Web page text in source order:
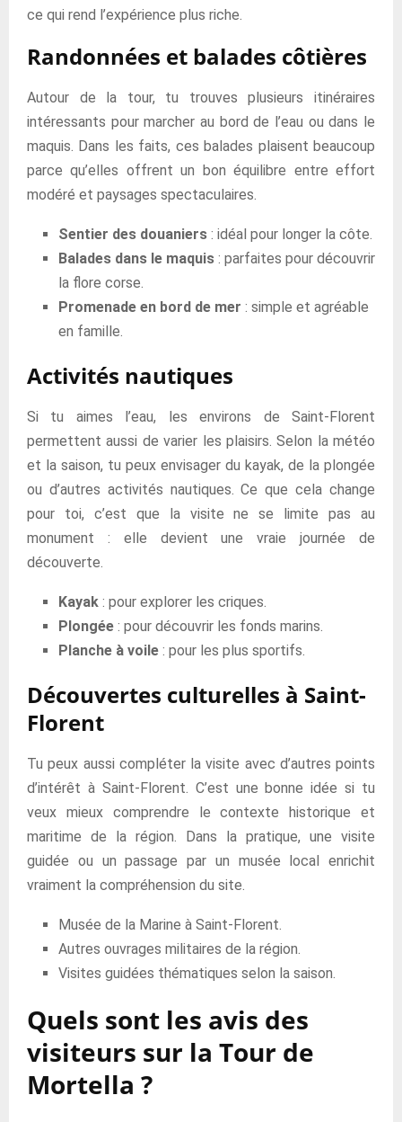
ce qui rend l’expérience plus riche.
Randonnées et balades côtières
Autour de la tour, tu trouves plusieurs itinéraires
intéressants pour marcher au bord de l’eau ou dans le
maquis. Dans les faits, ces balades plaisent beaucoup
parce qu’elles offrent un bon équilibre entre effort
modéré et paysages spectaculaires.
Sentier des douaniers : idéal pour longer la côte.
Balades dans le maquis : parfaites pour découvrir
la flore corse.
Promenade en bord de mer : simple et agréable
en famille.
Activités nautiques
Si tu aimes l’eau, les environs de Saint-Florent
permettent aussi de varier les plaisirs. Selon la météo
et la saison, tu peux envisager du kayak, de la plongée
ou d’autres activités nautiques. Ce que cela change
pour toi, c’est que la visite ne se limite pas au
monument : elle devient une vraie journée de
découverte.
Kayak : pour explorer les criques.
Plongée : pour découvrir les fonds marins.
Planche à voile : pour les plus sportifs.
Découvertes culturelles à Saint-
Florent
Tu peux aussi compléter la visite avec d’autres points
d’intérêt à Saint-Florent. C’est une bonne idée si tu
veux mieux comprendre le contexte historique et
maritime de la région. Dans la pratique, une visite
guidée ou un passage par un musée local enrichit
vraiment la compréhension du site.
Musée de la Marine à Saint-Florent.
Autres ouvrages militaires de la région.
Visites guidées thématiques selon la saison.
Quels sont les avis des
visiteurs sur la Tour de
Mortella ?